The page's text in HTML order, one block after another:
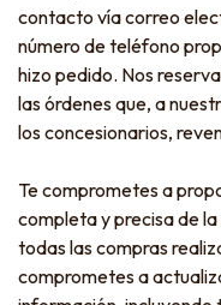
contacto vía correo
número de teléfono
hizo pedido. Nos
las órdenes que, a
los concesionarios,
Te comprometes a
completa y precisa de
todas las compras
comprometes a